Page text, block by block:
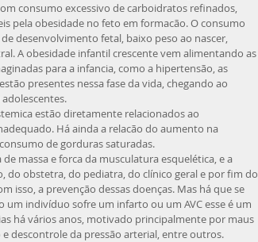
consumo excessivo de carboidratos refinados,
pela obesidade no feto em formacão. O consumo
desenvolvimento fetal, baixo peso ao nascer,
A obesidade infantil crescente vem alimentando as
para a infancia, como a hipertensão, as
presentes nessa fase da vida, chegando ao
Há ainda a relacão do aumento na
de gorduras saturadas.
do obstetra, do pediatra, do clínico geral e por fim do
isso, a prevenção dessas doenças. Mas há que se
indivíduo sofre um infarto ou um AVC esse é um
há vários anos, motivado principalmente por maus
descontrole da pressão arterial, entre outros.